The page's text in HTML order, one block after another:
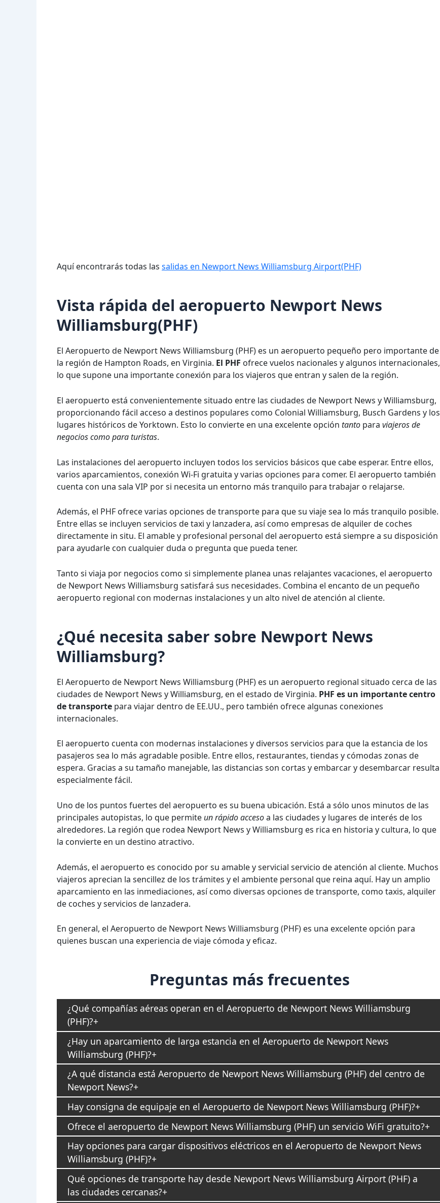
Aquí encontrarás todas las salidas en Newport News Williamsburg Airport(PHF)
Vista rápida del aeropuerto Newport News
Williamsburg(PHF)
El Aeropuerto de Newport News Williamsburg (PHF) es un aeropuerto pequeño pero importante de
la región de Hampton Roads, en Virginia. El PHF ofrece vuelos nacionales y algunos internacionales,
lo que supone una importante conexión para los viajeros que entran y salen de la región.
El aeropuerto está convenientemente situado entre las ciudades de Newport News y Williamsburg,
proporcionando fácil acceso a destinos populares como Colonial Williamsburg, Busch Gardens y los
lugares históricos de Yorktown. Esto lo convierte en una excelente opción tanto para viajeros de
negocios como para turistas.
Las instalaciones del aeropuerto incluyen todos los servicios básicos que cabe esperar. Entre ellos,
varios aparcamientos, conexión Wi-Fi gratuita y varias opciones para comer. El aeropuerto también
cuenta con una sala VIP por si necesita un entorno más tranquilo para trabajar o relajarse.
Además, el PHF ofrece varias opciones de transporte para que su viaje sea lo más tranquilo posible.
Entre ellas se incluyen servicios de taxi y lanzadera, así como empresas de alquiler de coches
directamente in situ. El amable y profesional personal del aeropuerto está siempre a su disposición
para ayudarle con cualquier duda o pregunta que pueda tener.
Tanto si viaja por negocios como si simplemente planea unas relajantes vacaciones, el aeropuerto
de Newport News Williamsburg satisfará sus necesidades. Combina el encanto de un pequeño
aeropuerto regional con modernas instalaciones y un alto nivel de atención al cliente.
¿Qué necesita saber sobre Newport News
Williamsburg?
El Aeropuerto de Newport News Williamsburg (PHF) es un aeropuerto regional situado cerca de las
ciudades de Newport News y Williamsburg, en el estado de Virginia. PHF es un importante centro
de transporte para viajar dentro de EE.UU., pero también ofrece algunas conexiones
internacionales.
El aeropuerto cuenta con modernas instalaciones y diversos servicios para que la estancia de los
pasajeros sea lo más agradable posible. Entre ellos, restaurantes, tiendas y cómodas zonas de
espera. Gracias a su tamaño manejable, las distancias son cortas y embarcar y desembarcar resulta
especialmente fácil.
Uno de los puntos fuertes del aeropuerto es su buena ubicación. Está a sólo unos minutos de las
principales autopistas, lo que permite un rápido accesoa las ciudades y lugares de interés de los
alrededores. La región que rodea Newport News y Williamsburg es rica en historia y cultura, lo que
la convierte en un destino atractivo.
Además, el aeropuerto es conocido por su amable y servicial servicio de atención al cliente. Muchos
viajeros aprecian la sencillez de los trámites y el ambiente personal que reina aquí. Hay un amplio
aparcamiento en las inmediaciones, así como diversas opciones de transporte, como taxis, alquiler
de coches y servicios de lanzadera.
En general, el Aeropuerto de Newport News Williamsburg (PHF) es una excelente opción para
quienes buscan una experiencia de viaje cómoda y eficaz.
Preguntas más frecuentes
¿Qué compañías aéreas operan en el Aeropuerto de Newport News Williamsburg
(PHF)?
¿Hay un aparcamiento de larga estancia en el Aeropuerto de Newport News
Williamsburg (PHF)?
¿A qué distancia está Aeropuerto de Newport News Williamsburg (PHF) del centro de
Newport News?
Hay consigna de equipaje en el Aeropuerto de Newport News Williamsburg (PHF)?
Ofrece el aeropuerto de Newport News Williamsburg (PHF) un servicio WiFi gratuito?
Hay opciones para cargar dispositivos eléctricos en el Aeropuerto de Newport News
Williamsburg (PHF)?
Qué opciones de transporte hay desde Newport News Williamsburg Airport (PHF) a
las ciudades cercanas?